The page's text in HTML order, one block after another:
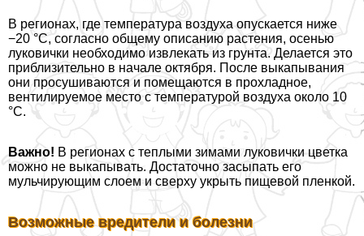
В регионах, где температура воздуха опускается ниже
−20 °С, согласно общему описанию растения, осенью
луковички необходимо извлекать из грунта. Делается это
приблизительно в начале октября. После выкапывания
они просушиваются и помещаются в прохладное,
вентилируемое место с температурой воздуха около 10
°С.
Важно! В регионах с теплыми зимами луковички цветка
можно не выкапывать. Достаточно засыпать его
мульчирующим слоем и сверху укрыть пищевой пленкой.
Возможные вредители и болезни